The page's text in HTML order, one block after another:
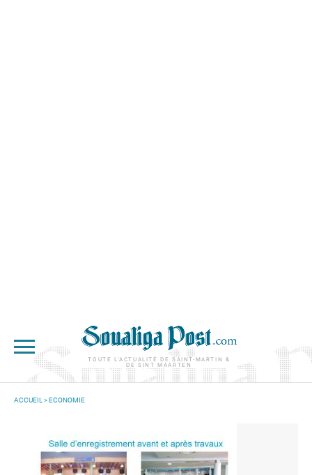
TOUTE L'ACTUALITÉ DE SAINT-MARTIN &
DE SINT MAARTEN
ACCUEIL >ECONOMIE